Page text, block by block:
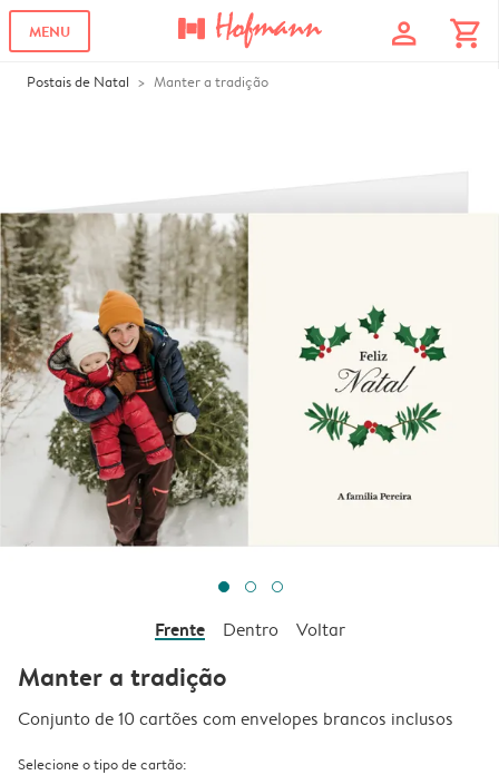
MENU profile shopping_cart
Postais de Natal Manter a tradição
Frente Dentro Voltar
Manter a tradição
Conjunto de 10 cartões com envelopes brancos inclusos
Selecione o tipo de cartão: